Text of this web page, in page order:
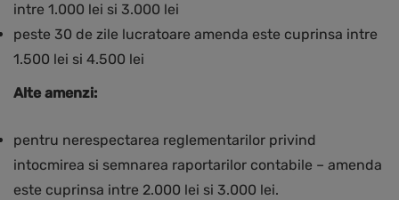
intre 1.000 lei si 3.000 lei
peste 30 de zile lucratoare amenda este cuprinsa intre
1.500 lei si 4.500 lei
Alte amenzi:
pentru nerespectarea reglementarilor privind
intocmirea si semnarea raportarilor contabile – amenda
este cuprinsa intre 2.000 lei si 3.000 lei.